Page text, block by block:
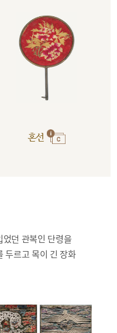
혼선
던 관복인 단령을
두르고 목이 긴 장화